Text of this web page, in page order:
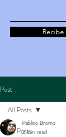
Post
All Posts
All Posts
Pablito Bromo
2 min read